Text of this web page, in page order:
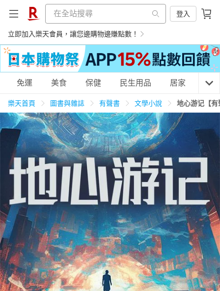
登入
立即加入樂天會員，讓您邊購物邊賺點數！
購物網分類
天天免運 美食蛋糕 養生保健 民生用品
居家生活 3C家電 運動休閒
女裝 男裝 化妝保養 情趣用品
日本購物 電子/紙本書
HOT
免運 美食 保健 民生用品 居家 3C
樂天首頁 圖書與雜誌 有聲書 文學小說 地心游记【有